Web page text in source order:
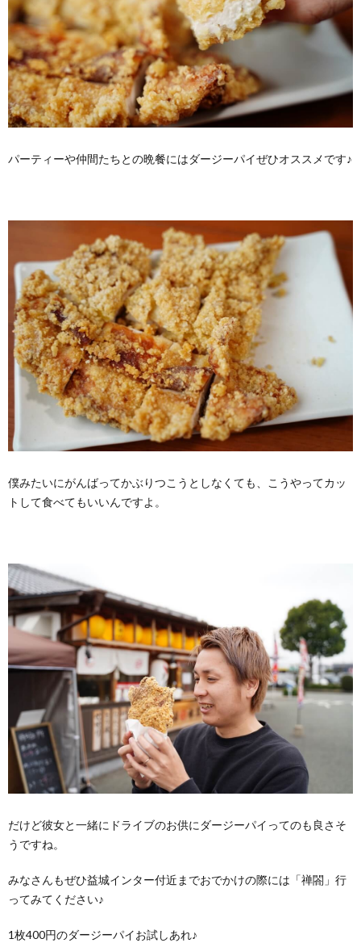
パーティーや仲間たちとの晩餐にはダージーパイぜひオススメです♪
僕みたいにがんばってかぶりつこうとしなくても、こうやってカッ
トして食べてもいいんですよ。
だけど彼女と一緒にドライブのお供にダージーパイってのも良さそ
うですね。
みなさんもぜひ益城インター付近までおでかけの際には「禅閤」行
ってみてください♪
1枚400円のダージーパイお試しあれ♪